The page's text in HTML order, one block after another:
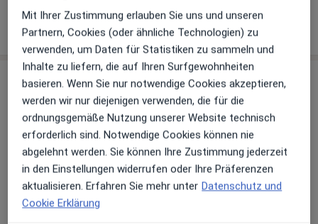
Jetzt als Arzt anmelden
Praxis
Praxis Dr. Aloysius Winarto Facharzt für
Allgemeinmedizin
Genossenschaftsstr. 125,26389Wilhelmshaven
Zu Google Maps
Mit Ihrer Zustimmung erlauben Sie uns und unseren
Partnern, Cookies (oder ähnliche Technologien) zu
verwenden, um Daten für Statistiken zu sammeln und
Inhalte zu liefern, die auf Ihren Surfgewohnheiten
basieren. Wenn Sie nur notwendige Cookies akzeptieren,
werden wir nur diejenigen verwenden, die für die
ordnungsgemäße Nutzung unserer Website technisch
erforderlich sind. Notwendige Cookies können nie
abgelehnt werden. Sie können Ihre Zustimmung jederzeit
in den Einstellungen widerrufen oder Ihre Präferenzen
aktualisieren. Erfahren Sie mehr unter Datenschutz und
Cookie Erklärung